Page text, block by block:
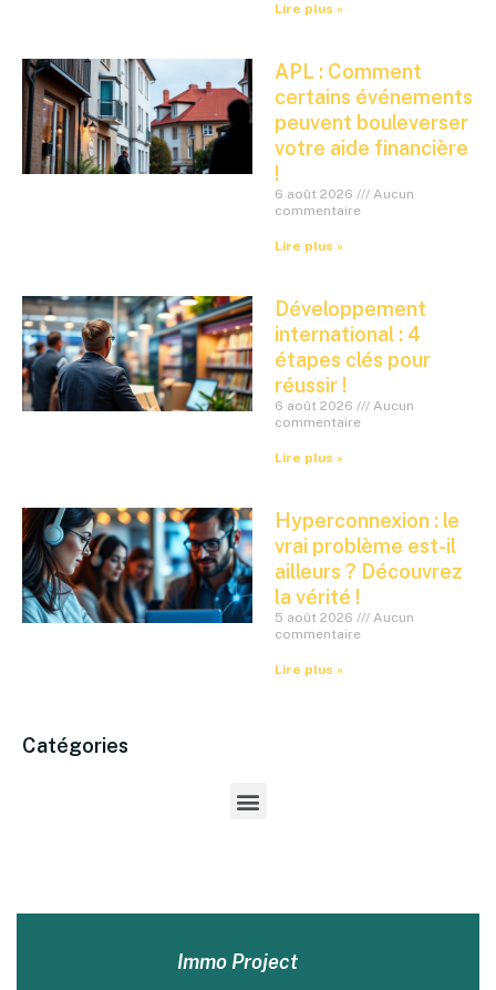
Lire plus »
APL : Comment
certains événements
peuvent bouleverser
votre aide financière
!
6 août 2026
Aucun
commentaire
Lire plus »
Développement
international : 4
étapes clés pour
réussir !
6 août 2026
Aucun
commentaire
Lire plus »
Hyperconnexion : le
vrai problème est-il
ailleurs ? Découvrez
la vérité !
5 août 2026
Aucun
commentaire
Lire plus »
Catégories
Immo Project